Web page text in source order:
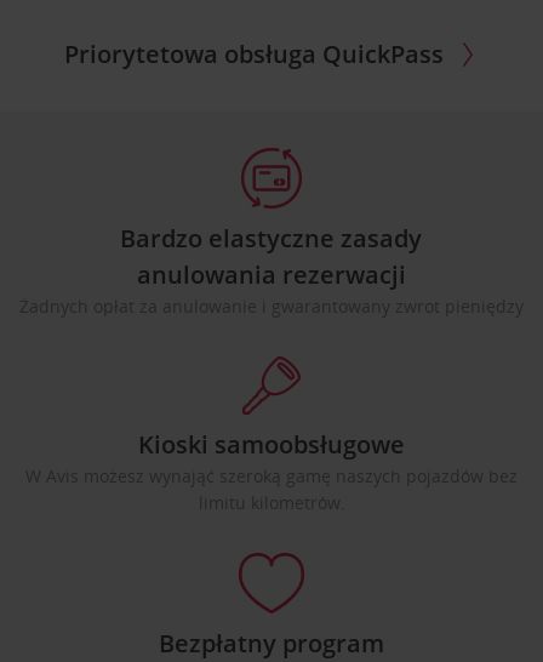
Priorytetowa obsługa QuickPass
Bardzo elastyczne zasady
anulowania rezerwacji
Żadnych opłat za anulowanie i gwarantowany zwrot pieniędzy
Kioski samoobsługowe
W Avis możesz wynająć szeroką gamę naszych pojazdów bez
limitu kilometrów.
Bezpłatny program